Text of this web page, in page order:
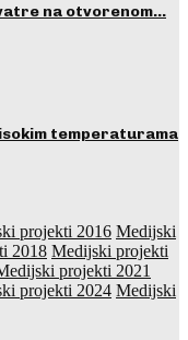
na otvorenom…
temperaturama
projekti 2016 Medijski
2018 Medijski projekti
projekti 2021
projekti 2024 Medijski